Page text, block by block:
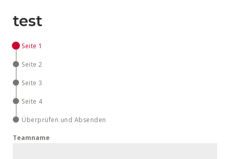
test
Seite 1
Seite 2
Seite 3
Seite 4
Überprüfen und Absenden
Teamname